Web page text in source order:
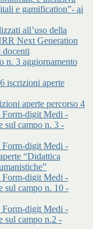
e gamification”- ai
all’uso della
Next Generation
docenti
n. 3 aggiornamento
iscrizioni aperte
aperte percorso 4
digit Medi -
sul campo n. 3 -
digit Medi -
“Didattica
digit Medi -
sul campo n. 10 -
digit Medi -
sul campo n.2 -